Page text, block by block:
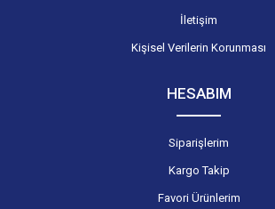
İletişim
Kişisel Verilerin Korunması
HESABIM
Siparişlerim
Kargo Takip
Favori Ürünlerim